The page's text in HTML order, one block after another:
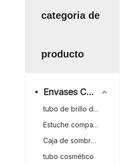
categoria de
producto
Envases Cosméticos
tubo de brillo de labios
Estuche compacto
Caja de sombra de ojos
tubo cosmético